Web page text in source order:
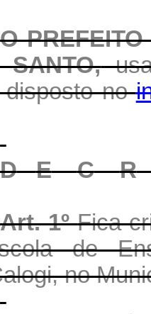
O
SANTO,
disposto no
D E C R
Art. 1ºFica
de
, no